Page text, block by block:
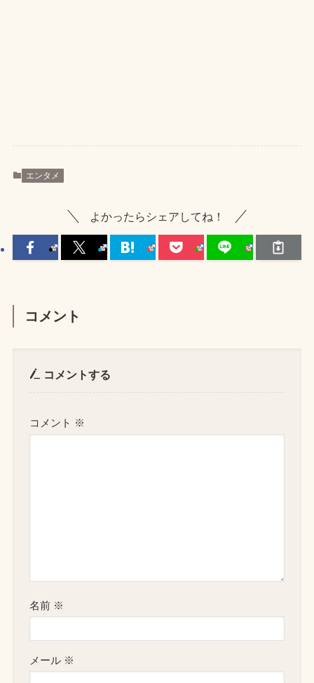
エンタメ
よかったらシェアしてね！
コメント
コメントする
コメント ※
名前 ※
メール ※